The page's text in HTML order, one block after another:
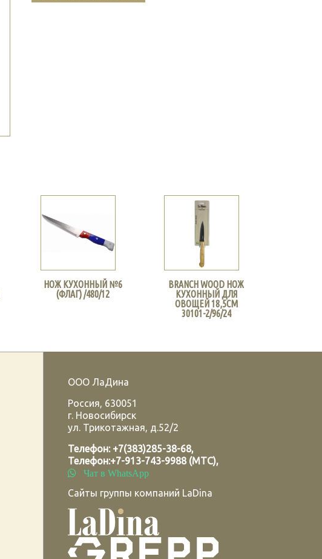
НОЖ КУХОННЫЙ №6
(ФЛАГ) /480/12
BRANCH WOOD НОЖ
КУХОННЫЙ ДЛЯ
ОВОЩЕЙ 18,5СМ
30101-2/96/24
ООО ЛаДина
Россия, 630051
г. Новосибирск
ул. Трикотажная, д.52/2
Телефон: +7(383)285-38-68,
Телефон:+7-913-743-9988 (МТС),
Чат в WhatsApp
Сайты группы компаний LaDina